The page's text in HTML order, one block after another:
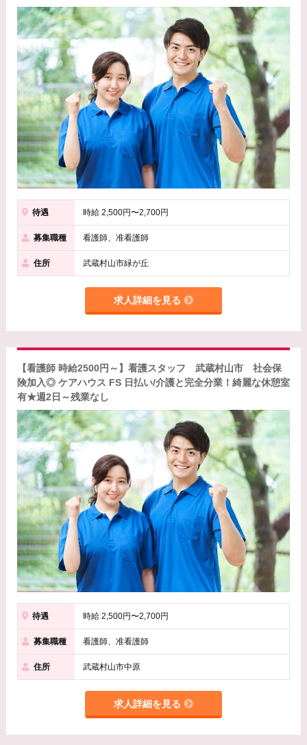
待遇 時給 2,500円〜2,700円
募集職種 看護師、准看護師
住所 武蔵村山市緑が丘
求人詳細を見る
【看護師 時給2500円～】看護スタッフ 武蔵村山市 社会保
険加入◎ ケアハウス FS 日払い/介護と完全分業！綺麗な休憩室
有★週2日～残業なし
待遇 時給 2,500円〜2,700円
募集職種 看護師、准看護師
住所 武蔵村山市中原
求人詳細を見る